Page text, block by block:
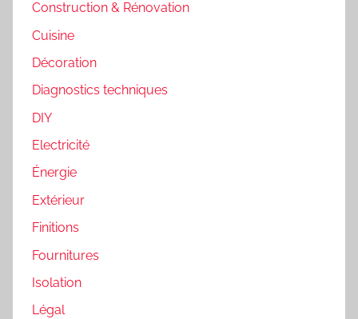
Construction & Rénovation
Cuisine
Décoration
Diagnostics techniques
DIY
Electricité
Énergie
Extérieur
Finitions
Fournitures
Isolation
Légal